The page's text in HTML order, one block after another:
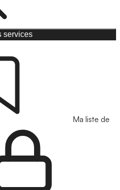
services
Ma liste de